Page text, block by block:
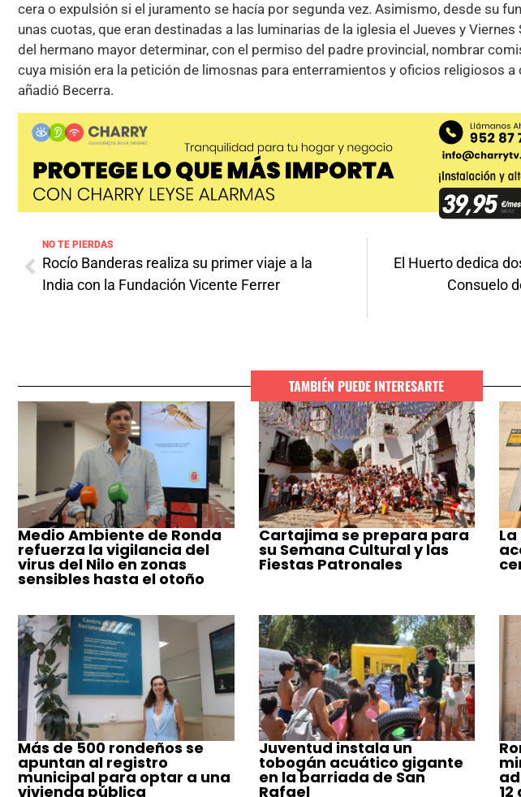
cera o expulsión si el juramento se hacía por segunda vez. Asimismo, desde su
unas cuotas, que eran destinadas a las luminarias de la iglesia el Jueves y
del hermano mayor determinar, con el permiso del padre provincial, nombrar
cuya misión era la petición de limosnas para enterramientos y oficios religiosos a
añadió Becerra.
NO TE PIERDAS
Rocío Banderas realiza su primer viaje a la
India con la Fundación Vicente Ferrer
El Huerto dedica
Consuelo
TAMBIÉN PUEDE INTERESARTE
Medio Ambiente de Ronda
refuerza la vigilancia del
virus del Nilo en zonas
sensibles hasta el otoño
Cartajima se prepara para
su Semana Cultural y las
Fiestas Patronales
Más de 500 rondeños se
apuntan al registro
municipal para optar a una
vivienda pública
Juventud instala un
tobogán acuático gigante
en la barriada de San
Rafael